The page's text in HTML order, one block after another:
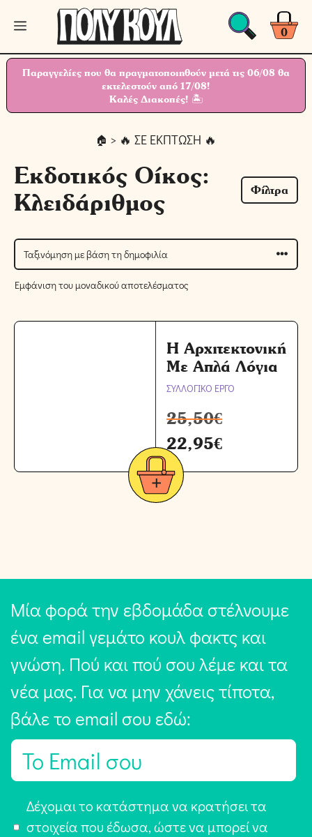
Μετάβαση
περιεχόμενο
0
Μενού
Παραγγελίες που θα πραγματοποιηθούν μετά τις 06/08 θα
εκτελεστούν από 17/08!
Καλές Διακοπές! 🏝
> 🔥 ΣΕ ΕΚΠΤΩΣΗ 🔥
Εκδοτικός Οίκος:
Κλειδάριθμος
Φίλτρα
Εμφάνιση του μοναδικού αποτελέσματος
Η Αρχιτεκτονική
Με Απλά Λόγια
ΣΥΛΛΟΓΙΚΟ ΕΡΓΟ
25,50€
22,95€
Μία φορά την εβδομάδα στέλνουμε
ένα email γεμάτο κουλ φακτς και
γνώση. Πού και πού σου λέμε και τα
νέα μας. Για να μην χάνεις τίποτα,
βάλε το email σου εδώ:
E
π
Δέχομαι το κατάστημα να κρατήσει τα
στοιχεία που έδωσα, ώστε να μπορεί να